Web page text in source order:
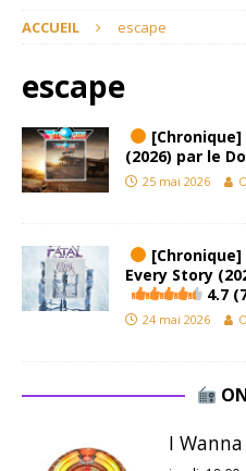
ACCUEIL escape
escape
(2026) par le
25 mai 2026
[Chronique]
Every Story
4.7
24 mai 2026
I